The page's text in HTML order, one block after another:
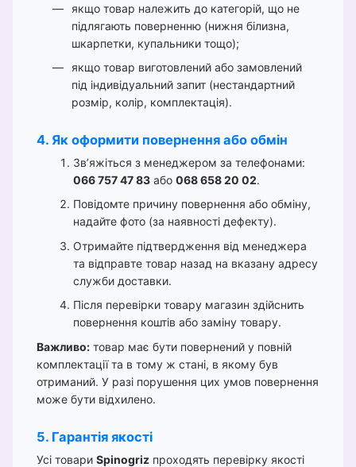
якщо товар належить до категорій, що не
підлягають поверненню (нижня білизна,
шкарпетки, купальники тощо);
якщо товар виготовлений або замовлений
під індивідуальний запит (нестандартний
розмір, колір, комплектація).
4. Як оформити повернення або обмін
Зв’яжіться з менеджером за телефонами:
066 757 47 83 або 068 658 20 02.
Повідомте причину повернення або обміну,
надайте фото (за наявності дефекту).
Отримайте підтвердження від менеджера
та відправте товар назад на вказану адресу
служби доставки.
Після перевірки товару магазин здійснить
повернення коштів або заміну товару.
Важливо: товар має бути повернений у повній
комплектації та в тому ж стані, в якому був
отриманий. У разі порушення цих умов повернення
може бути відхилено.
5. Гарантія якості
Усі товари Spinogriz проходять перевірку якості